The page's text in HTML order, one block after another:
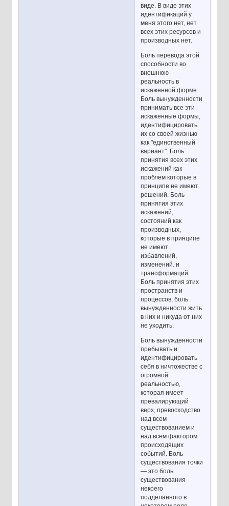
виде. В виде этих
идентификаций у
меня этого нет, нет
всех этих ресурсов и
производных нет.
Боль перевода этой
способности во
внешнюю
реальность в
искаженной форме.
Боль вынужденности
принимать все эти
искаженные формы,
идентифицировать
их со своей жизнью
как "единственный
вариант". Боль
принятия всех этих
искажений как
проблем которые в
принципе не имеют
решений. Боль
принятия этих
искажений,
состояний как
производных,
которые в принципе
не имеют
избавлений,
изменений. и
трансформаций.
Боль принятия этих
пространств и
процессов, боль
вынужденности жить
в них и никуда от них
не уходить.
Боль вынужденности
пребывать и
идентифицировать
себя в ничтожестве с
огромной
реальностью,
которая имеет
превалирующий
верх, превосходство
над всем
существованием и
над всем фактором
происходящих
событий. Боль
существования точки
— это боль
существования
некоего
подделанного в